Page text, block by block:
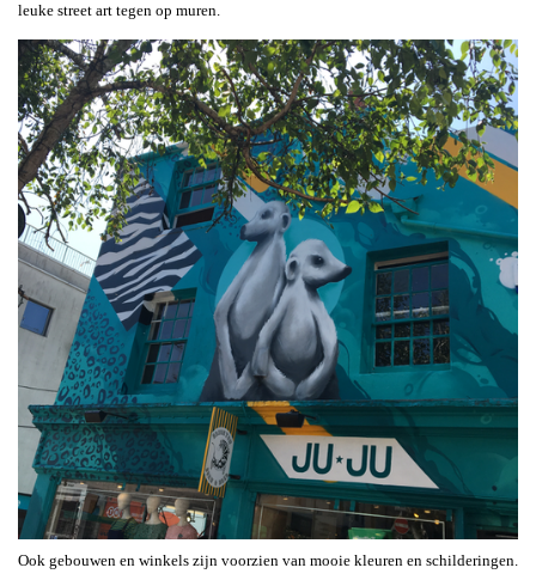
leuke street art tegen op muren.
Ook gebouwen en winkels zijn voorzien van mooie kleuren en schilderingen.